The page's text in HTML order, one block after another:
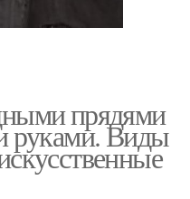
прядями
руками. Виды